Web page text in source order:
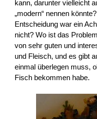
kann, darunter vielleicht
„modern“ nennen
Entscheidung war ein
nicht? Wo ist das
von sehr guten und
und Fleisch, und es gibt
einmal überlegen muss,
Fisch bekommen habe.